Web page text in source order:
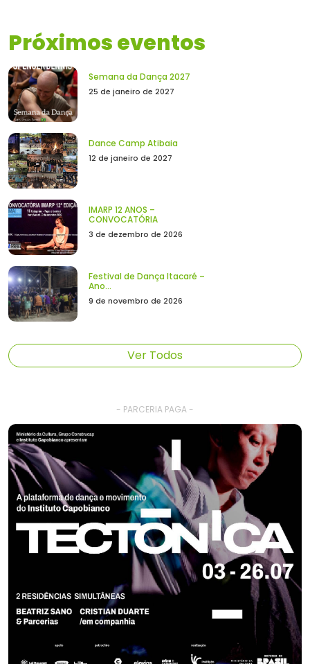
Próximos eventos
Semana da Dança 2027
25 de janeiro de 2027
Dance Camp Atibaia
12 de janeiro de 2027
IMARP 12 ANOS –
CONVOCATÓRIA
3 de dezembro de 2026
Festival de Dança Itacaré –
Ano...
9 de novembro de 2026
Ver Todos
- PARCERIA PAGA -